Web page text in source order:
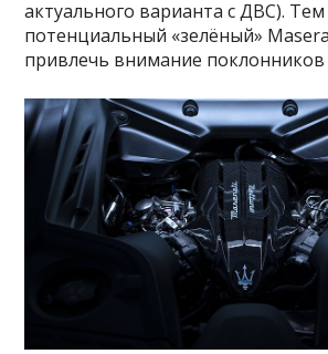
актуального варианта с ДВС).
потенциальный «зелёный»
привлечь внимание поклонников